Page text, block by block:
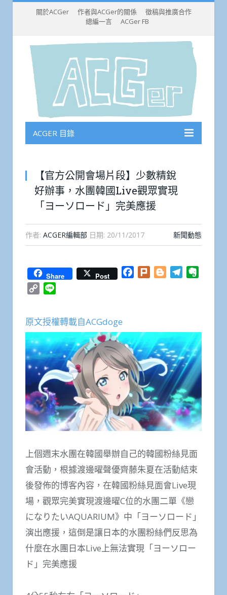
關於ACGer 作者與ACGer的關係
徵稿與推廣合作
總編一言
ACGer FB
ACGER 目錄
【官方公開會場片段】少數精銳
好辦事，水團韓國Live觀眾實現
「ヨーソロード」完美應援
作者: ACGER編輯部 日期: 20/11/2017 新聞動態
Share Post Facebook
Plurk BloggerTelegram
Copy
原文授權轉載自ACGdoge
上個週末水團在韓國舉辦自己的韓國粉絲見面
會活動，根據渡邊曜聲優齊藤朱夏在活動結束
後發佈的博客內容，在韓國粉絲見面會Live現
場，觀眾完美實現渡邊曜C位的水團二單《戀
になりたいAQUARIUM》中「ヨーソロード」
演出應援，這倒是讓日本的水團粉絲們反思為
什麼在水團日本Live上無法實現「ヨーソロー
ド」完美應援